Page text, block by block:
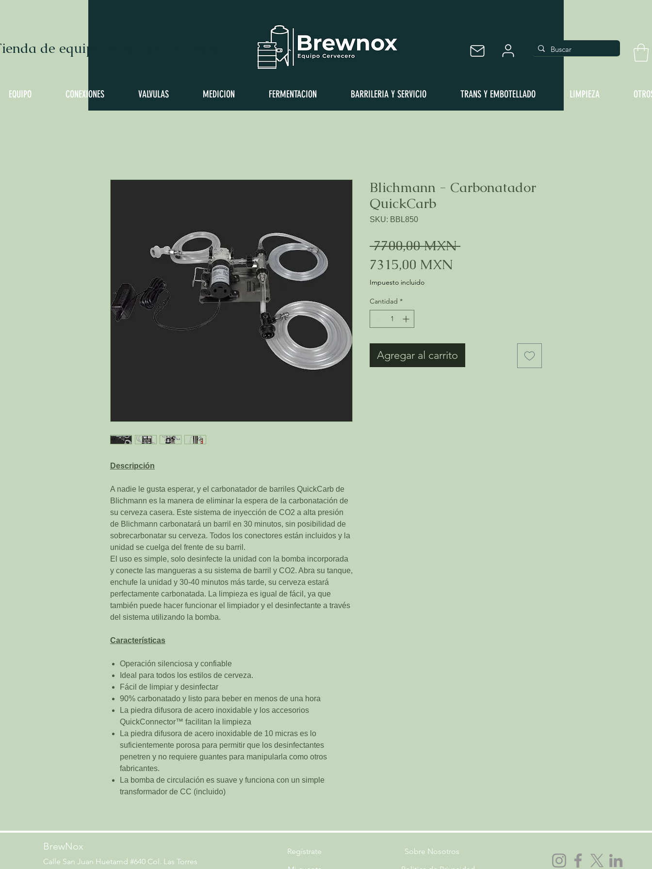
de equipo para hacer cerveza
EQUIPO CONEXIONES VALVULAS MEDICION FERMENTACION BARRILERIA Y SERVICIO TRANS Y EMBOTELLADO LIMPIEZA
Descripción
A nadie le gusta esperar, y el carbonatador de barriles QuickCarb de
Blichmann es la manera de eliminar la espera de la carbonatación de
su cerveza casera. Este sistema de inyección de CO2 a alta presión
de Blichmann carbonatará un barril en 30 minutos, sin posibilidad de
sobrecarbonatar su cerveza. Todos los conectores están incluidos y la
unidad se cuelga del frente de su barril.
El uso es simple, solo desinfecte la unidad con la bomba incorporada
y conecte las mangueras a su sistema de barril y CO2. Abra su tanque,
enchufe la unidad y 30-40 minutos más tarde, su cerveza estará
perfectamente carbonatada. La limpieza es igual de fácil, ya que
también puede hacer funcionar el limpiador y el desinfectante a través
del sistema utilizando la bomba.
Características
Operación silenciosa y confiable
Ideal para todos los estilos de cerveza.
Fácil de limpiar y desinfectar
90% carbonatado y listo para beber en menos de una hora
La piedra difusora de acero inoxidable y los accesorios
QuickConnector™ facilitan la limpieza
La piedra difusora de acero inoxidable de 10 micras es lo
suficientemente porosa para permitir que los desinfectantes
penetren y no requiere guantes para manipularla como otros
fabricantes.
La bomba de circulación es suave y funciona con un simple
transformador de CC (incluido)
Blichmann - Carbonatador
QuickCarb
SKU: BBL850
7700,00 MXN Precio
7315,00 MXN
Impuesto incluido
Cantidad *
Agregar al carrito
BrewNox
Calle San Juan Huetamd #640 Col. Las Torres
Regístrate
Sobre Nosotros